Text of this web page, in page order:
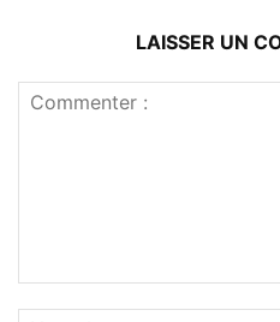
LAISSER UN